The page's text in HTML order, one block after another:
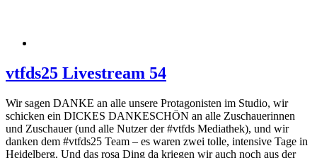
vtfds25 Livestream 54
Wir sagen DANKE an alle unsere Protagonisten im Studio, wir
schicken ein DICKES DANKESCHÖN an alle Zuschauerinnen
und Zuschauer (und alle Nutzer der #vtfds Mediathek), und wir
danken dem #vtfds25 Team – es waren zwei tolle, intensive Tage in
Heidelberg. Und das rosa Ding da kriegen wir auch noch aus der